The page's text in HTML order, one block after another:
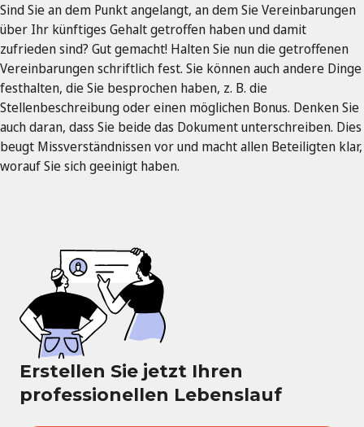
Sind Sie an dem Punkt angelangt, an dem Sie Vereinbarungen
über Ihr künftiges Gehalt getroffen haben und damit
zufrieden sind? Gut gemacht! Halten Sie nun die getroffenen
Vereinbarungen schriftlich fest. Sie können auch andere Dinge
festhalten, die Sie besprochen haben, z. B. die
Stellenbeschreibung oder einen möglichen Bonus. Denken Sie
auch daran, dass Sie beide das Dokument unterschreiben. Dies
beugt Missverständnissen vor und macht allen Beteiligten klar,
worauf Sie sich geeinigt haben.
Erstellen Sie jetzt Ihren
professionellen Lebenslauf